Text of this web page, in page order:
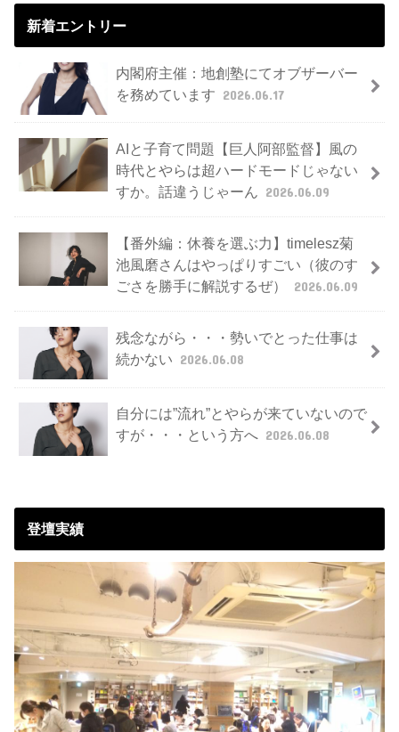
新着エントリー
内閣府主催：地創塾にてオブザーバー
を務めています 2026.06.17
AIと子育て問題【巨人阿部監督】風の
時代とやらは超ハードモードじゃない
すか。話違うじゃーん 2026.06.09
【番外編：休養を選ぶ力】timelesz菊
池風磨さんはやっぱりすごい（彼のす
ごさを勝手に解説するぜ）
2026.06.09
残念ながら・・・勢いでとった仕事は
続かない 2026.06.08
自分には”流れ”とやらが来ていないので
すが・・・という方へ 2026.06.08
登壇実績